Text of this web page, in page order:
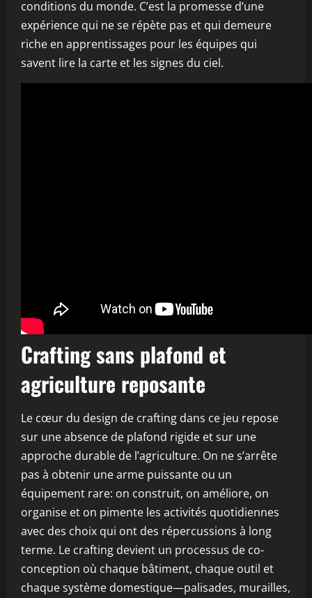
conditions du monde. C’est la promesse d’une
expérience qui ne se répète pas et qui demeure
riche en apprentissages pour les équipes qui
savent lire la carte et les signes du ciel.
Crafting sans plafond et
agriculture reposante
Le cœur du design de crafting dans ce jeu repose
sur une absence de plafond rigide et sur une
approche durable de l’agriculture. On ne s’arrête
pas à obtenir une arme puissante ou un
équipement rare: on construit, on améliore, on
organise et on pimente les activités quotidiennes
avec des choix qui ont des répercussions à long
terme. Le crafting devient un processus de co-
conception où chaque bâtiment, chaque outil et
chaque système domestique—palisades, murailles,